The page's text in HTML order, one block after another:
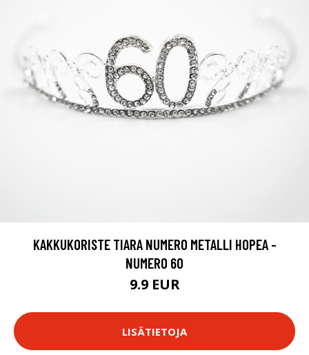
KAKKUKORISTE TIARA NUMERO METALLI HOPEA -
NUMERO 60
9.9 EUR
LISÄTIETOJA